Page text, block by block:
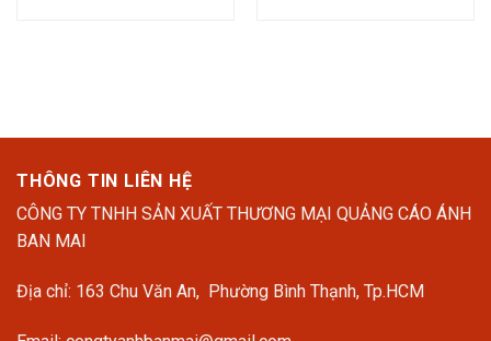
hiện
THÔNG TIN LIÊN HỆ
CÔNG TY TNHH SẢN XUẤT THƯƠNG MẠI QUẢNG CÁO ÁNH
BAN MAI
Địa chỉ: 163 Chu Văn An, Phường Bình Thạnh, Tp.HCM